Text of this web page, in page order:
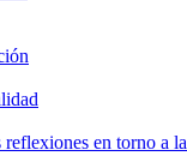
reflexiones en torno a